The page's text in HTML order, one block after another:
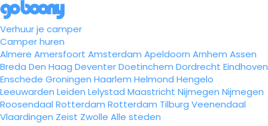
Verhuur je camper
Camper huren
Almere Amersfoort Amsterdam Apeldoorn Arnhem Assen
Breda Den Haag DeventerDoetinchem Dordrecht Eindhoven
Enschede Groningen Haarlem Helmond Hengelo
Leeuwarden Leiden Lelystad Maastricht Nijmegen Nijmegen
Roosendaal Rotterdam Rotterdam Tilburg Veenendaal
Vlaardingen Zeist Zwolle Alle steden